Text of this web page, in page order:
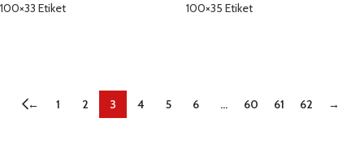
100×33 Etiket 100×35 Etiket
← 1 2 3 4 5 6 … 60 61 62 →